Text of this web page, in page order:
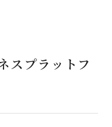
スプラットフ